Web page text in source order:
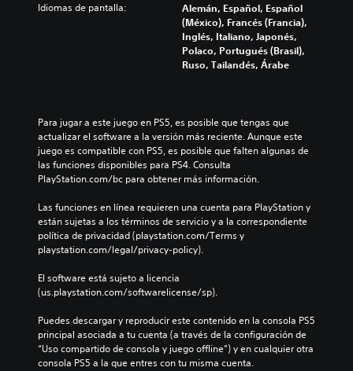
Idiomas de pantalla:
Alemán, Español, Español
(México), Francés (Francia),
Inglés, Italiano, Japonés,
Polaco, Portugués (Brasil),
Ruso, Tailandés, Árabe
Para jugar a este juego en PS5, es posible que tengas que
actualizar el software a la versión más reciente. Aunque este
juego es compatible con PS5, es posible que falten algunas de
las funciones disponibles para PS4. Consulta
PlayStation.com/bc para obtener más información.
Las funciones en línea requieren una cuenta para PlayStation y
están sujetas a los términos de servicio y a la correspondiente
política de privacidad (playstation.com/Terms y
playstation.com/legal/privacy-policy).
El software está sujeto a licencia
(us.playstation.com/softwarelicense/sp).
Puedes descargar y reproducir este contenido en la consola PS5
principal asociada a tu cuenta (a través de la configuración de
“Uso compartido de consola y juego offline”) y en cualquier otra
consola PS5 a la que entres con tu misma cuenta.